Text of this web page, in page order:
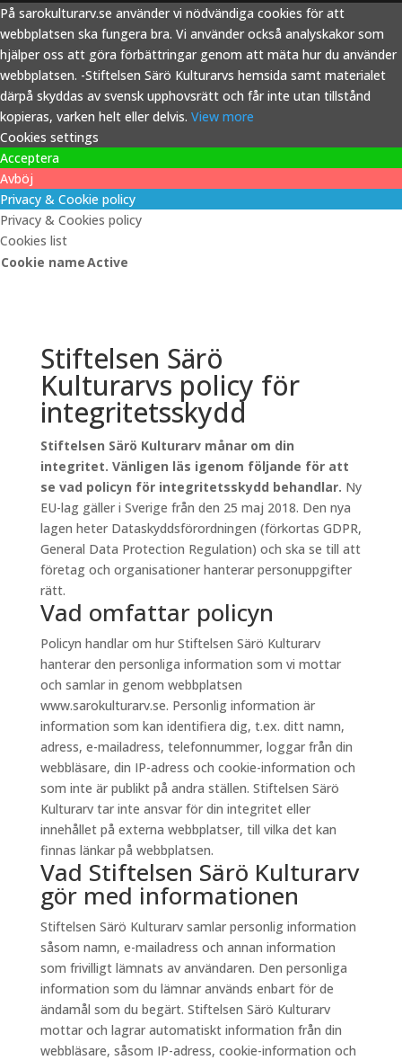
På sarokulturarv.se använder vi nödvändiga cookies för att
webbplatsen ska fungera bra. Vi använder också analyskakor som
hjälper oss att göra förbättringar genom att mäta hur du använder
webbplatsen. -Stiftelsen Särö Kulturarvs hemsida samt materialet
därpå skyddas av svensk upphovsrätt och får inte utan tillstånd
kopieras, varken helt eller delvis. View more
Cookies settings
Acceptera
Avböj
Privacy & Cookie policy
Privacy & Cookies policy
Cookies list
Cookie nameActive
Stiftelsen Särö
Kulturarvs policy för
integritetsskydd
Stiftelsen Särö Kulturarv månar om din
integritet. Vänligen läs igenom följande för att
se vad policyn för integritetsskydd behandlar. Ny
EU-lag gäller i Sverige från den 25 maj 2018. Den nya
lagen heter Dataskyddsförordningen (förkortas GDPR,
General Data Protection Regulation) och ska se till att
företag och organisationer hanterar personuppgifter
rätt.
Vad omfattar policyn
Policyn handlar om hur Stiftelsen Särö Kulturarv
hanterar den personliga information som vi mottar
och samlar in genom webbplatsen
www.sarokulturarv.se. Personlig information är
information som kan identifiera dig, t.ex. ditt namn,
adress, e-mailadress, telefonnummer, loggar från din
webbläsare, din IP-adress och cookie-information och
som inte är publikt på andra ställen. Stiftelsen Särö
Kulturarv tar inte ansvar för din integritet eller
innehållet på externa webbplatser, till vilka det kan
finnas länkar på webbplatsen.
Vad Stiftelsen Särö Kulturarv
gör med informationen
Stiftelsen Särö Kulturarv samlar personlig information
såsom namn, e-mailadress och annan information
som frivilligt lämnats av användaren. Den personliga
information som du lämnar används enbart för de
ändamål som du begärt. Stiftelsen Särö Kulturarv
mottar och lagrar automatiskt information från din
webbläsare, såsom IP-adress, cookie-information och